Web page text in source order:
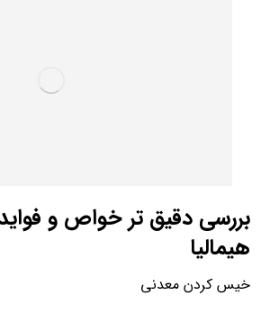
بررسی دقیق تر خواص و
هیمالیا
خیس کردن معدنی